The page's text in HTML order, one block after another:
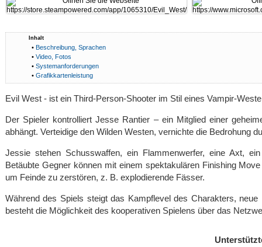
Inhalt
• Beschreibung, Sprachen
• Video, Fotos
• Systemanforderungen
• Grafikkartenleistung
Evil West - ist ein Third-Person-Shooter im Stil eines Vampir-
Der Spieler kontrolliert Jesse Rantier – ein Mitglied einer
abhängt. Verteidige den Wilden Westen, vernichte die Bedrohung
Jessie stehen Schusswaffen, ein Flammenwerfer, eine Axt,
Betäubte Gegner können mit einem spektakulären Finishing
um Feinde zu zerstören, z. B. explodierende Fässer.
Während des Spiels steigt das Kampflevel des Charakters,
besteht die Möglichkeit des kooperativen Spielens über das